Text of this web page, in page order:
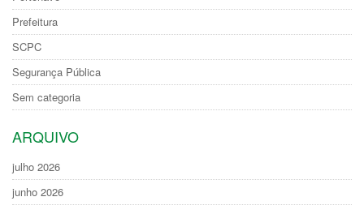
Prefeitura
SCPC
Segurança Pública
Sem categoria
ARQUIVO
julho 2026
junho 2026